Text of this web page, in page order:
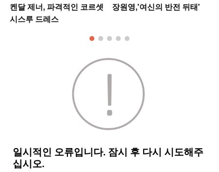
켄달 제너, 파격적인 코르셋
시스루 드레스
장원영,'여신의 반전 뒤태'